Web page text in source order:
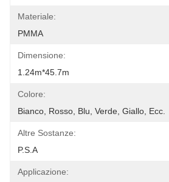
Materiale:
PMMA
Dimensione:
1.24m*45.7m
Colore:
Bianco, Rosso, Blu, Verde, Giallo, Ecc.
Altre Sostanze:
P.S.A
Applicazione: